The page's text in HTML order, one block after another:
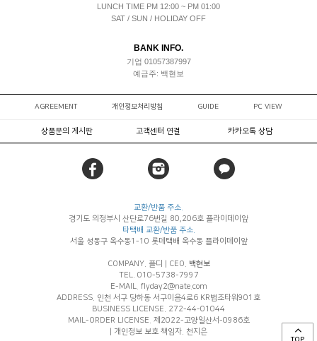
LUNCH TIME PM 12:00 ~ PM 01:00
SAT / SUN / HOLIDAY OFF
BANK INFO.
기업 01057387997
예금주: 백현보
AGREEMENT 개인정보처리방침 GUIDE PC VIEW
상품문의 게시판 고객센터 연결 카카오톡 상담
교환/반품 주소.
경기도 의정부시 산단로76번길 80,206호 플라이데이앞
타택배 교환/반품 주소.
서울 성동구 옥수동1-10 롯데택배 옥수동 플라이데이앞
COMPANY. 플디 CEO.
백현보
TEL. 010-5738-7997
E-MAIL. flyday2@nate.com
ADDRESS. 인천 서구 당하동 서구이음4로6 KR법조타워901호
BUSINESS LICENSE. 272-44-01044
MAIL-ORDER LICENSE. 제2022-고양일산서-0986호
개인정보 보호 책임자. 천지은